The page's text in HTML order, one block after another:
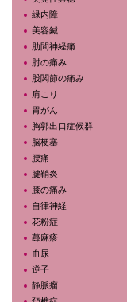
緑内障
美容鍼
肋間神経痛
肘の痛み
股関節の痛み
肩こり
胃がん
胸郭出口症候群
脳梗塞
腰痛
腱鞘炎
膝の痛み
自律神経
花粉症
蕁麻疹
血尿
逆子
静脈瘤